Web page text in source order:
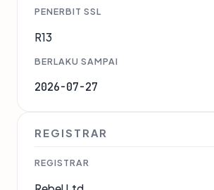
PENERBIT SSL
R13
BERLAKU SAMPAI
2026-07-27
REGISTRAR
REGISTRAR